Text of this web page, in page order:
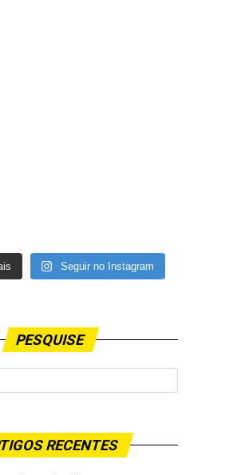
Seguir no Instagram
PESQUISE
RECENTES